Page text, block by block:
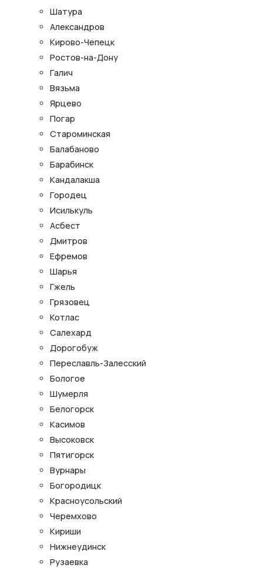
Шатура
Александров
Кирово-Чепецк
Ростов-на-Дону
Галич
Вязьма
Ярцево
Погар
Староминская
Балабаново
Барабинск
Кандалакша
Городец
Исилькуль
Асбест
Дмитров
Ефремов
Шарья
Гжель
Грязовец
Котлас
Салехард
Дорогобуж
Переславль-Залесский
Бологое
Шумерля
Белогорск
Касимов
Высоковск
Пятигорск
Вурнары
Богородицк
Красноусольский
Черемхово
Кириши
Нижнеудинск
Рузаевка